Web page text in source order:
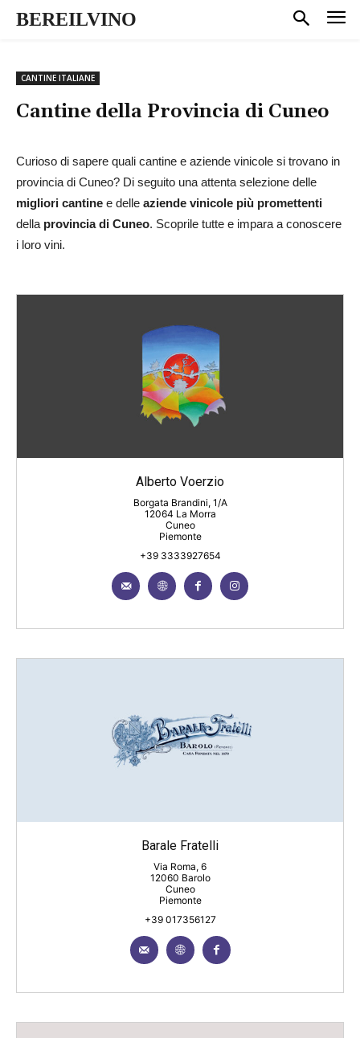
BEREILVINO
CANTINE ITALIANE
Cantine della Provincia di Cuneo
Curioso di sapere quali cantine e aziende vinicole si trovano in
provincia di Cuneo? Di seguito una attenta selezione delle
migliori cantine e delle aziende vinicole più promettenti
della provincia di Cuneo. Scoprile tutte e impara a conoscere
i loro vini.
Alberto Voerzio
Borgata Brandini, 1/A
12064 La Morra
Cuneo
Piemonte
+39 3333927654
Barale Fratelli
Via Roma, 6
12060 Barolo
Cuneo
Piemonte
+39 017356127